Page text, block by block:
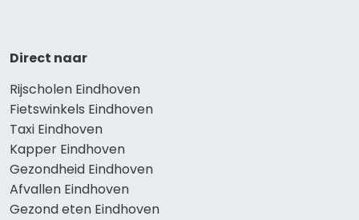
Direct naar
Rijscholen Eindhoven
Fietswinkels Eindhoven
Taxi Eindhoven
Kapper Eindhoven
Gezondheid Eindhoven
Afvallen Eindhoven
Gezond eten Eindhoven